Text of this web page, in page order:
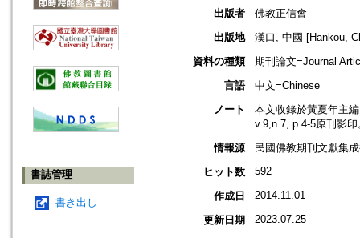
書誌管理
書き出し
出版者
佛教正信會
出版地
漢口, 中國 [Hankou,
資料の種類
期刊論文=Journal
言語
中文=Chinese
ノート
本文收錄於黃夏年主
v.9,n.7, p.4-5原刊影印
情報源
民國佛教期刊文獻集
ヒット数
592
作成日 2014.11.01
更新日期 2023.07.25